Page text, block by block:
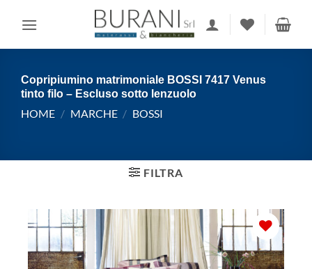
Copripiumino matrimoniale BOSSI 7417 Venus
tinto filo – Escluso sotto lenzuolo
HOME / MARCHE / BOSSI
FILTRA